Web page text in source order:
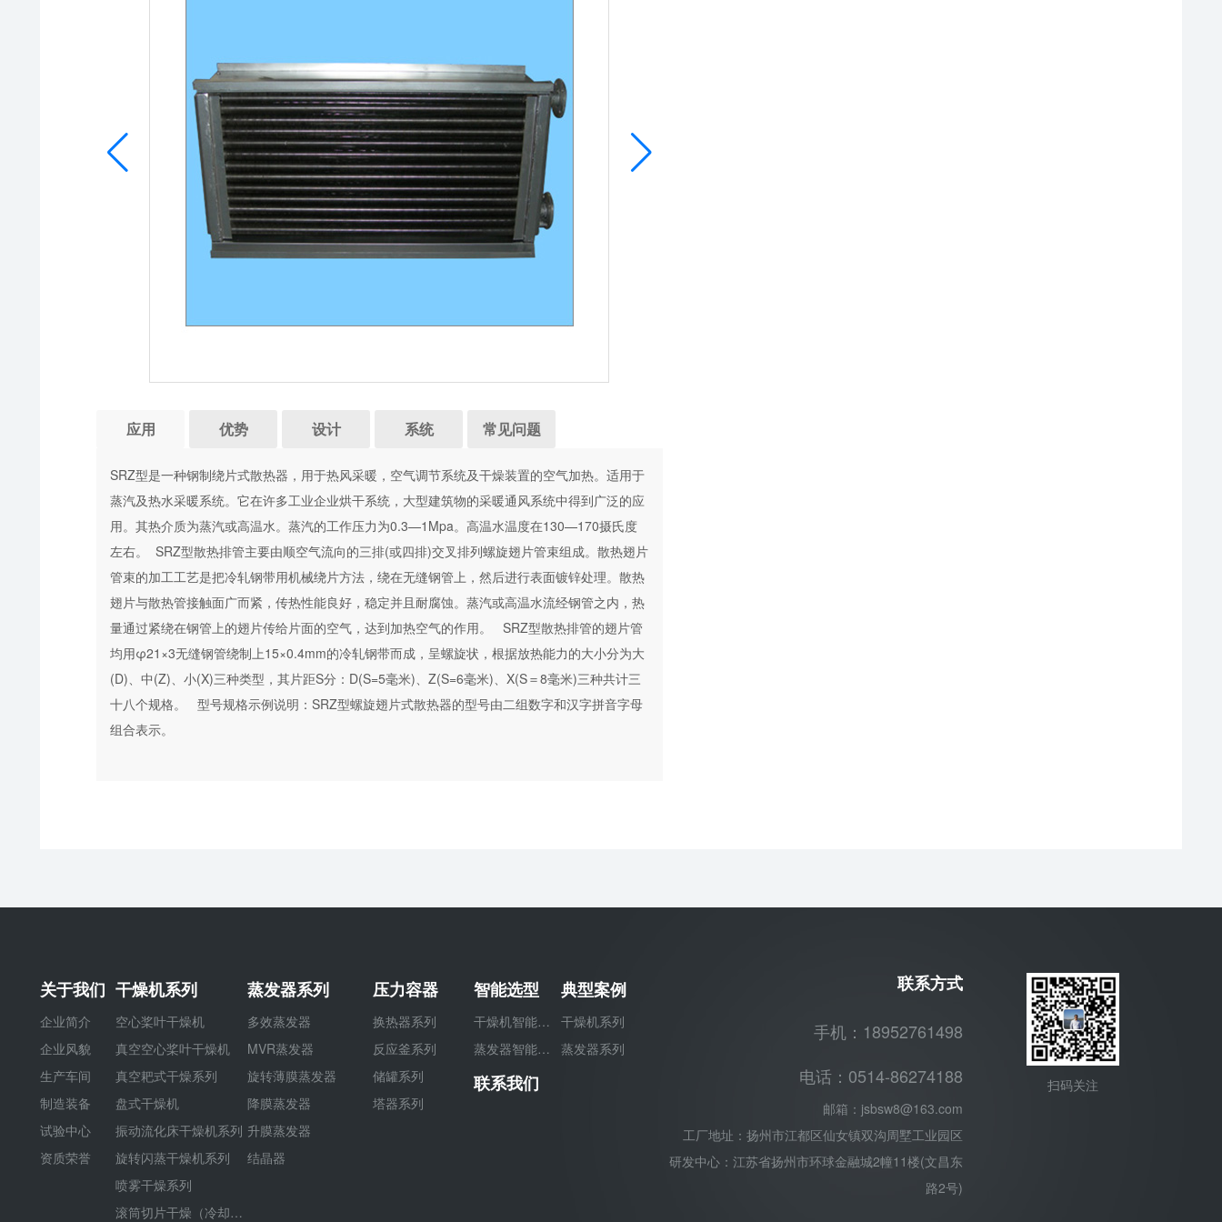
应用 优势 设计 系统 常见问题
SRZ型是一种钢制绕片式散热器，用于热风采暖，空气调节系统及干燥装置的空气加热。适用于
蒸汽及热水采暖系统。它在许多工业企业烘干系统，大型建筑物的采暖通风系统中得到广泛的应
用。其热介质为蒸汽或高温水。蒸汽的工作压力为0.3—1Mpa。高温水温度在130—170摄氏度
左右。 SRZ型散热排管主要由顺空气流向的三排(或四排)交叉排列螺旋翅片管束组成。散热翅片
管束的加工工艺是把冷轧钢带用机械绕片方法，绕在无缝钢管上，然后进行表面镀锌处理。散热
翅片与散热管接触面广而紧，传热性能良好，稳定并且耐腐蚀。蒸汽或高温水流经钢管之内，热
量通过紧绕在钢管上的翅片传给片面的空气，达到加热空气的作用。 SRZ型散热排管的翅片管
均用φ21×3无缝钢管绕制上15×0.4mm的冷轧钢带而成，呈螺旋状，根据放热能力的大小分为大
(D)、中(Z)、小(X)三种类型，其片距S分：D(S=5毫米)、Z(S=6毫米)、X(S＝8毫米)三种共计三
十八个规格。 型号规格示例说明：SRZ型螺旋翅片式散热器的型号由二组数字和汉字拼音字母
组合表示。
关于我们
企业简介
企业风貌
生产车间
制造装备
试验中心
资质荣誉
干燥机系列
空心桨叶干燥机
真空空心桨叶干燥机
真空耙式干燥系列
盘式干燥机
振动流化床干燥机系列
旋转闪蒸干燥机系列
喷雾干燥系列
滚筒切片干燥（冷却）机
蒸发器系列
多效蒸发器
MVR蒸发器
旋转薄膜蒸发器
降膜蒸发器
升膜蒸发器
结晶器
压力容器
换热器系列
反应釜系列
储罐系列
塔器系列
智能选型
干燥机智能选型
蒸发器智能选型
典型案例
干燥机系列
蒸发器系列
联系我们
联系方式
手机：18952761498
电话：0514-86274188
邮箱： jsbsw8@163.com
工厂地址：扬州市江都区仙女镇双沟周墅工业园区
研发中心：江苏省扬州市环球金融城2幢11楼(文昌东
路2号)
扫码关注